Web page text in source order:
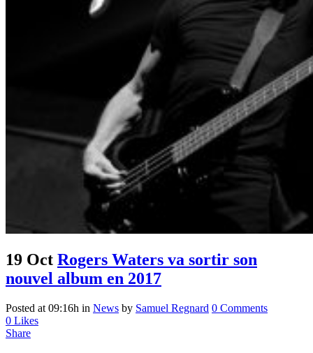
19 Oct Rogers Waters va sortir son
nouvel album en 2017
Posted at 09:16h in News by Samuel Regnard 0 Comments
0 Likes
Share